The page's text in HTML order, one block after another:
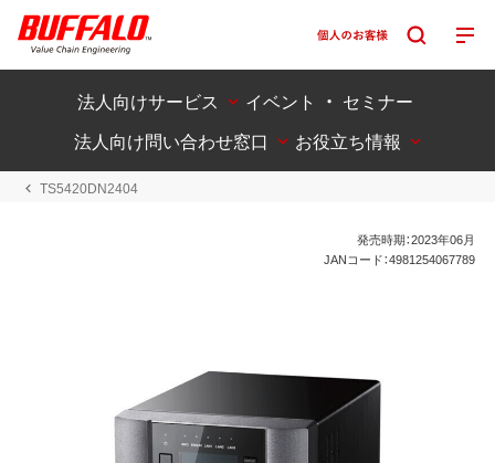
法人向けサービス
イベント ・ セミナー
法人向け問い合わせ窓口
お役立ち情報
TS5420DN2404
発売時期：2023年06月
JANコード：4981254067789